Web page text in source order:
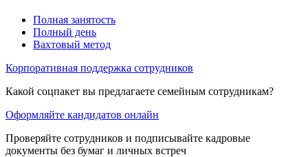
Полная занятость
Полный день
Вахтовый метод
Корпоративная поддержка сотрудников
Какой соцпакет вы предлагаете семейным сотрудникам?
Оформляйте кандидатов онлайн
Проверяйте сотрудников и подписывайте кадровые
документы без бумаг и личных встреч